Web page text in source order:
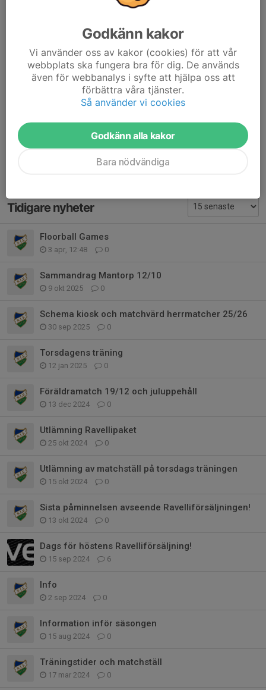
Kommentarer
Amanda Lönn8 mar 2024
När ska vi vara på plats?
Robert Aldén8 mar 2024
Tidigare nyheter
Floorball Games
3 apr, 12:48 0
Sammandrag Mantorp 12/10
9 okt 2025 0
Schema kiosk och matchvärd herrmatcher 25/26
30 sep 2025 0
Torsdagens träning
12 jan 2025 0
Föräldramatch 19/12 och juluppehåll
13 dec 2024 0
Utlämning Ravellipaket
25 okt 2024 0
Utlämning av matchställ på torsdags träningen
15 okt 2024 0
Sista påminnelsen avseende Ravelliförsäljningen!
13 okt 2024 0
Dags för höstens Ravelliförsäljning!
15 sep 2024 6
Info
2 sep 2024 0
Information inför säsongen
15 aug 2024 0
Träningstider och matchställ
17 mar 2024 0
Godkänn kakor
Vi använder oss av kakor (cookies) för att vår
webbplats ska fungera bra för dig. De används
även för webbanalys i syfte att hjälpa oss att
förbättra våra tjänster.
Så använder vi cookies
Godkänn alla kakor
Bara nödvändiga